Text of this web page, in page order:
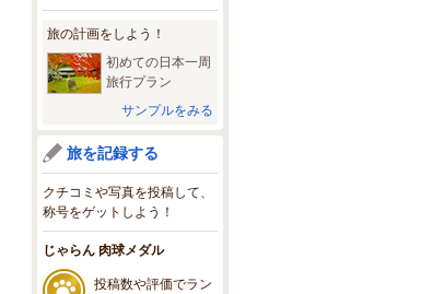
旅の計画をしよう！
初めての日本一周
旅行プラン
サンプルをみる
旅を記録する
クチコミや写真を投稿して、
称号をゲットしよう！
じゃらん 肉球メダル
投稿数や評価でラン